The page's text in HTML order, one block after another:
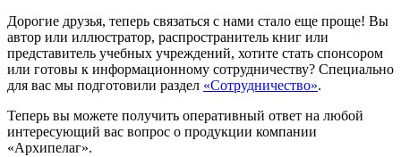
Дорогие друзья, теперь связаться с нами стало еще проще! Вы
автор или иллюстратор, распространитель книг или
представитель учебных учреждений, хотите стать спонсором
или готовы к информационному сотрудничеству? Специально
для вас мы подготовили раздел «Сотрудничество».
Теперь вы можете получить оперативный ответ на любой
интересующий вас вопрос о продукции компании
«Архипелаг».